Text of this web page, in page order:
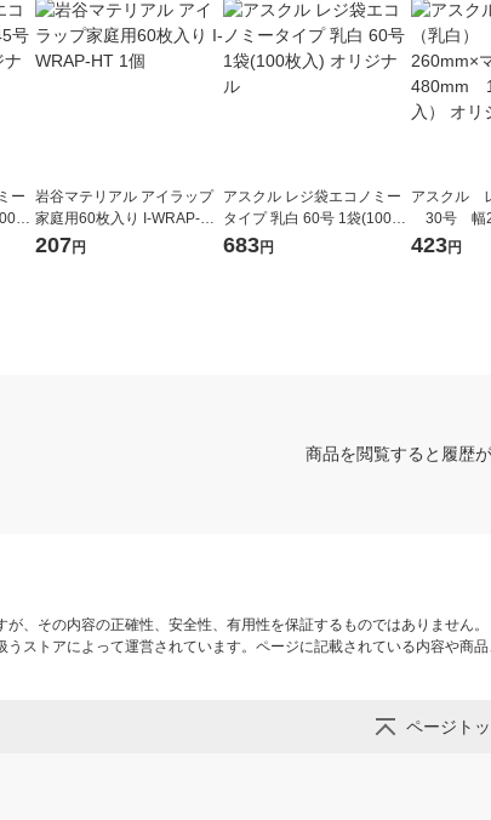
ー
枚
岩谷マテリアル アイラップ
家庭用60枚入り I-WRAP-HT
1個
207円
アスクル レジ袋エコノミー
タイプ 乳白 60号 1袋(100枚
入) オリジナル
683円
アスクル
30号 幅
mm×縦
423円
商品を閲覧すると履歴
、その内容の正確性、安全性、有用性を保証するものではありません。
ストアによって運営されています。ページに記載されている内容や商
ページト